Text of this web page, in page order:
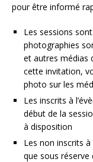
pour être informé
Les sessions
photographies
et autres médias
cette invitation,
photo sur les
Les inscrits à
début de la
à disposition
Les non inscrits
que sous réserve